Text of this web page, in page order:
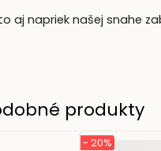
aj napriek našej snahe
produkty
- 20%